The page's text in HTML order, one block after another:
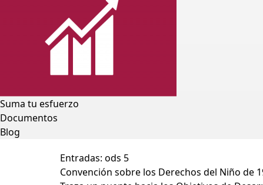
Suma tu esfuerzo
Documentos
Blog
Entradas: ods 5
Convención sobre los Derechos del Niño de